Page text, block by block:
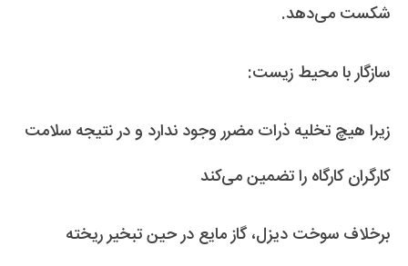
شکست می‌دهد.
سازگار با محیط زیست:
زیرا هیچ تخلیه ذرات مضرر وجود ندارد و در نتیجه سلامت
کارگران کارگاه را تضمین می‌کند
برخلاف سوخت دیزل، گاز مایع در حین تبخیر ریخته